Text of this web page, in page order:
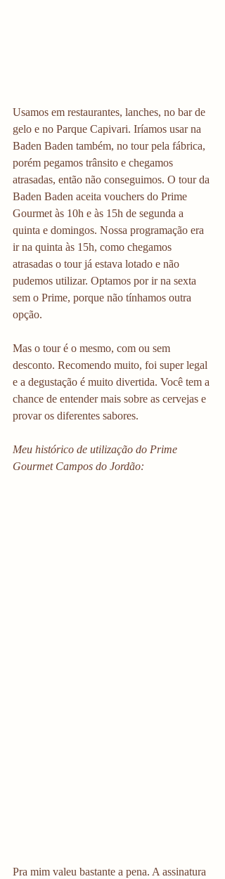
Usamos em restaurantes, lanches, no bar de
gelo e no Parque Capivari. Iríamos usar na
Baden Baden também, no tour pela fábrica,
porém pegamos trânsito e chegamos
atrasadas, então não conseguimos. O tour da
Baden Baden aceita vouchers do Prime
Gourmet às 10h e às 15h de segunda a
quinta e domingos. Nossa programação era
ir na quinta às 15h, como chegamos
atrasadas o tour já estava lotado e não
pudemos utilizar. Optamos por ir na sexta
sem o Prime, porque não tínhamos outra
opção.
Mas o tour é o mesmo, com ou sem
desconto. Recomendo muito, foi super legal
e a degustação é muito divertida. Você tem a
chance de entender mais sobre as cervejas e
provar os diferentes sabores.
Meu histórico de utilização do Prime
Gourmet Campos do Jordão:
Pra mim valeu bastante a pena. A assinatura